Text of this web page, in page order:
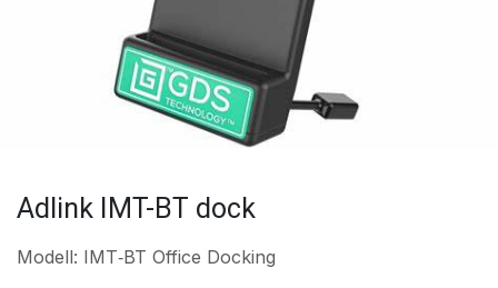
Adlink IMT-BT dock
Modell: IMT‑BT Office Docking